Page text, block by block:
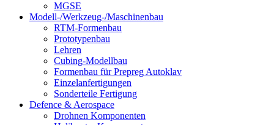
MGSE
Modell-/Werkzeug-/Maschinenbau
RTM-Formenbau
Prototypenbau
Lehren
Cubing-Modellbau
Formenbau für Prepreg Autoklav
Einzelanfertigungen
Sonderteile Fertigung
Defence & Aerospace
Drohnen Komponenten